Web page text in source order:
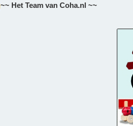
~~ Het Team van Coha.nl ~~